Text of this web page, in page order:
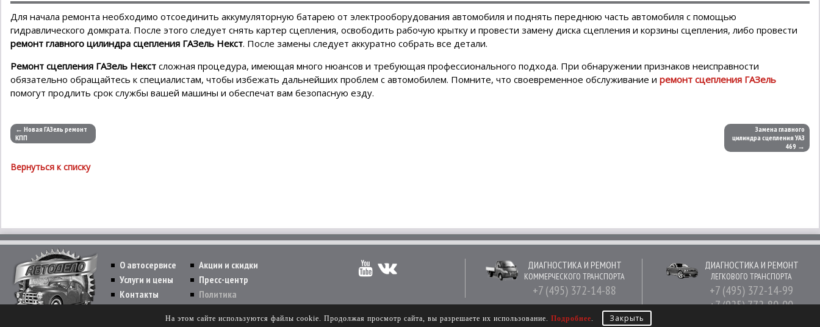
Для начала ремонта необходимо отсоединить аккумуляторную батарею от электрооборудования автомобиля и поднять переднюю часть автомобиля с помощью
гидравлического домкрата. После этого следует снять картер сцепления, освободить рабочую крытку и провести замену диска сцепления и корзины сцепления, либо провести
ремонт главного цилиндра сцепления ГАЗель Некст. После замены следует аккуратно собрать все детали.
Ремонт сцепления ГАЗель Некст сложная процедура, имеющая много нюансов и требующая профессионального подхода. При обнаружении признаков неисправности
обязательно обращайтесь к специалистам, чтобы избежать дальнейших проблем с автомобилем. Помните, что своевременное обслуживание и ремонт сцепления ГАЗель
помогут продлить срок службы вашей машины и обеспечат вам безопасную езду.
← Новая ГАЗель ремонт
КПП
Замена главного
цилиндра сцепления УАЗ
469 →
Вернуться к списку
О автосервисе
Акции и скидки
Услуги и цены
Пресс-центр
Контакты
Политика
ДИАГНОСТИКА И РЕМОНТ
КОММЕРЧЕСКОГО ТРАНСПОРТА
+7 (495) 372-14-88
ДИАГНОСТИКА И РЕМОНТ
ЛЕГКОВОГО ТРАНСПОРТА
+7 (495) 372-14-99
+7 (925) 772-80-00
На этом сайте используются файлы cookie. Продолжая просмотр сайта, вы разрешаете их использование. Подробнее. Закрыть